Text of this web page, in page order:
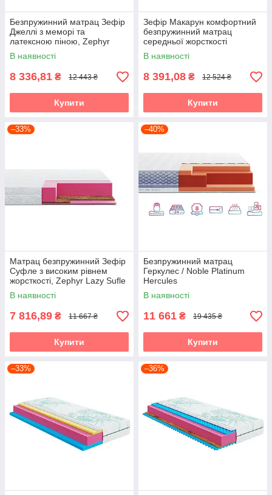
Безпружинний матрац Зефір
Джеллі з меморі та
латексною піною, Zephyr
Jelly
В наявності
8 336,81 ₴ 12 443 ₴
Купити
Зефір Макарун комфортний
безпружинний матрац
середньої жорсткості
В наявності
8 391,08 ₴ 12 524 ₴
Купити
–33%
Матрац безпружинний Зефір
Суфле з високим рівнем
жорсткості, Zephyr Lazy Sufle
В наявності
7 816,89 ₴ 11 667 ₴
Купити
–40%
Безпружинний матрац
Геркулес / Noble Platinum
Hercules
В наявності
11 661 ₴ 19 435 ₴
Купити
–33% –36%